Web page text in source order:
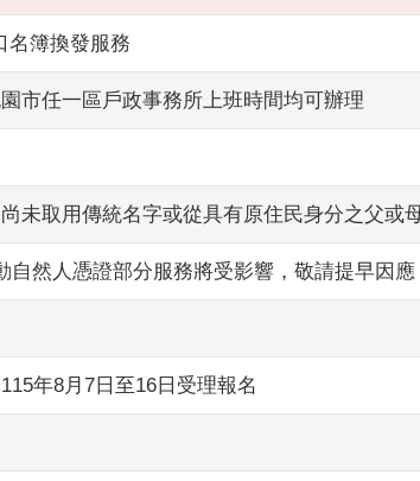
名簿換發服務
市任一區戶政事務所上班時間均可辦理
取用傳統名字或從具有原住民身分之父或
自然人憑證部分服務將受影響，敬請提早因應
年8月7日至16日受理報名